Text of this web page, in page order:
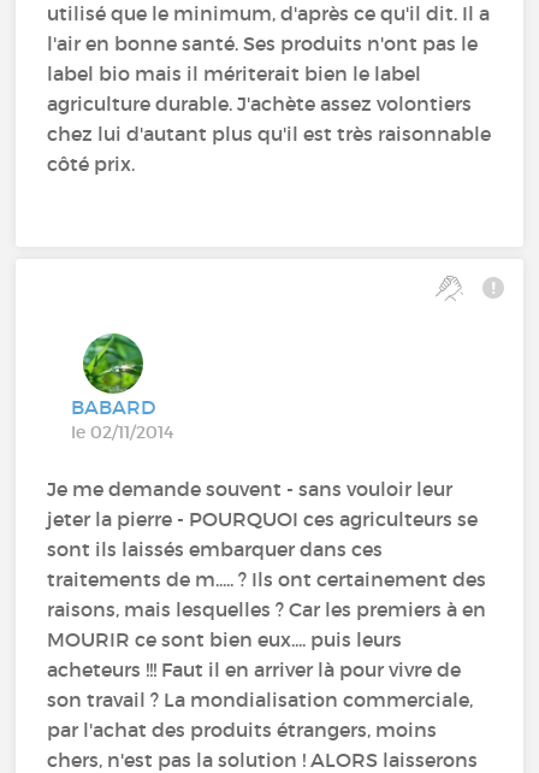
utilisé que le minimum, d'après ce qu'il dit. Il a
l'air en bonne santé. Ses produits n'ont pas le
label bio mais il mériterait bien le label
agriculture durable. J'achète assez volontiers
chez lui d'autant plus qu'il est très raisonnable
côté prix.
BABARD
le 02/11/2014
Je me demande souvent - sans vouloir leur
jeter la pierre - POURQUOI ces agriculteurs se
sont ils laissés embarquer dans ces
traitements de m..... ? Ils ont certainement des
raisons, mais lesquelles ? Car les premiers à en
MOURIR ce sont bien eux.... puis leurs
acheteurs !!! Faut il en arriver là pour vivre de
son travail ? La mondialisation commerciale,
par l'achat des produits étrangers, moins
chers, n'est pas la solution ! ALORS laisserons